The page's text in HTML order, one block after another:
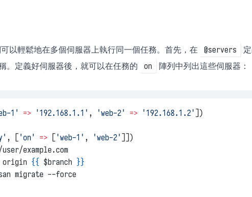
以輕鬆地在多個伺服器上執行同一個任務。首先，在 @servers
。定義好伺服器後，就可以在任務的
on 陣列中列出這些伺服器：
1' => '192.168.1.1' , 'web-2' => '192.168.1.2' ])
, [ 'on' => [ 'web-1' , 'web-2' ]])
example.com
origin
{{ $branch }}
migrate --force